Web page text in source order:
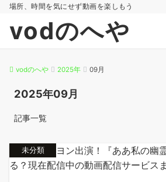
場所、時間を気にせず動画を楽しもう
vodのへや
vodのへや 2025年 09月
2025年09月
記事一覧
未分類